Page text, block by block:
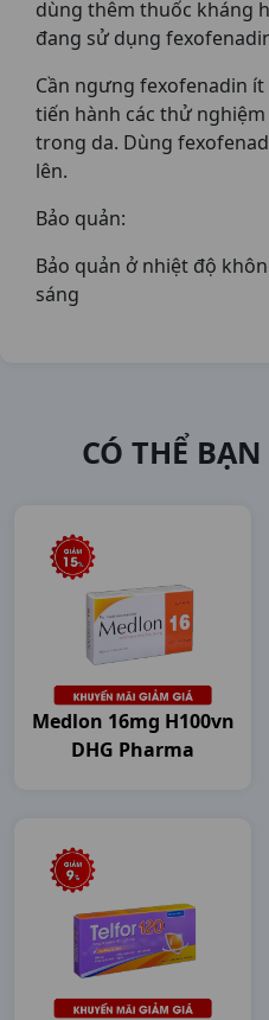
dùng thêm thuốc kháng
đang sử dụng
Cần ngưng fexofenadin
tiến hành các thử
trong da. Dùng
lên.
Bảo quản:
Bảo quản ở nhiệt độ
sáng
CÓ THỂ
Medlon 16mg H100vn
DHG Pharma